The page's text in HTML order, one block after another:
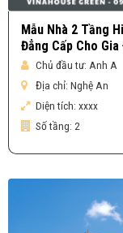
Mẫu Nhà 2 Tầng
Đẳng Cấp Cho
Chủ đầu tư: Anh A
Địa chỉ: Nghệ An
Diện tích: xxxx
Số tầng: 2